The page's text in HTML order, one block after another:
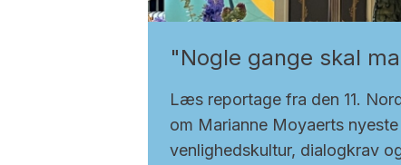
"Nogle gange skal
Læs reportage fra den 11.
om Marianne Moyaerts
venlighedskultur, dialogkrav